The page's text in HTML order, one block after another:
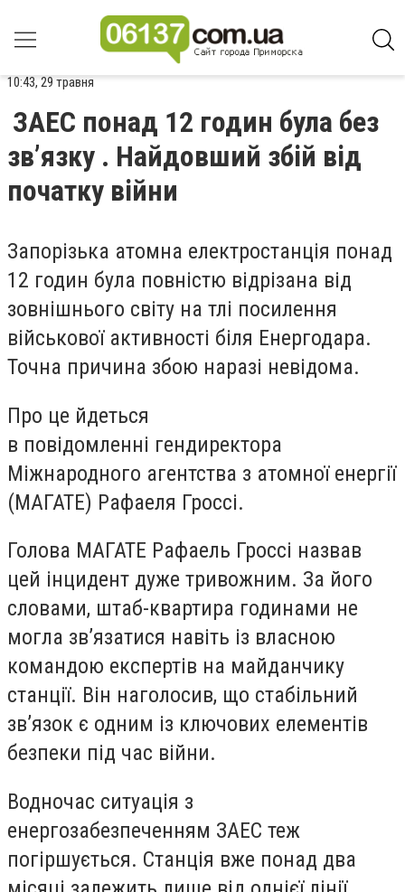
10:43, 29 травня
ЗАЕС понад 12 годин була без
зв’язку . Найдовший збій від
початку війни
Запорізька атомна електростанція понад
12 годин була повністю відрізана від
зовнішнього світу на тлі посилення
військової активності біля Енергодара.
Точна причина збою наразі невідома.
Про це йдеться
в повідомленні гендиректора
Міжнародного агентства з атомної енергії
(МАГАТЕ) Рафаеля Гроссі.
Голова МАГАТЕ Рафаель Гроссі назвав
цей інцидент дуже тривожним. За його
словами, штаб-квартира годинами не
могла зв’язатися навіть із власною
командою експертів на майданчику
станції. Він наголосив, що стабільний
зв’язок є одним із ключових елементів
безпеки під час війни.
Водночас ситуація з
енергозабезпеченням ЗАЕС теж
погіршується. Станція вже понад два